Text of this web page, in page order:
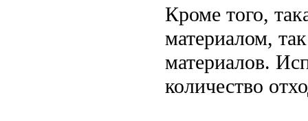
Кроме того,
материалом,
материалов.
количество